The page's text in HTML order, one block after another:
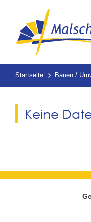
Startseite Bauen /
Keine